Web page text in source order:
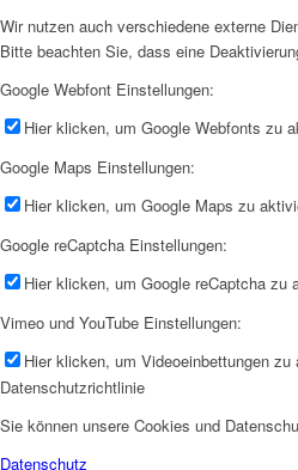
Wir nutzen auch verschiedene externe
Bitte beachten Sie, dass eine
Google Webfont Einstellungen:
Hier klicken, um Google Webfonts zu
Google Maps Einstellungen:
Hier klicken, um Google Maps zu
Google reCaptcha Einstellungen:
Hier klicken, um Google reCaptcha zu
Vimeo und YouTube Einstellungen:
Hier klicken, um Videoeinbettungen
Datenschutzrichtlinie
Sie können unsere Cookies und
Datenschutz